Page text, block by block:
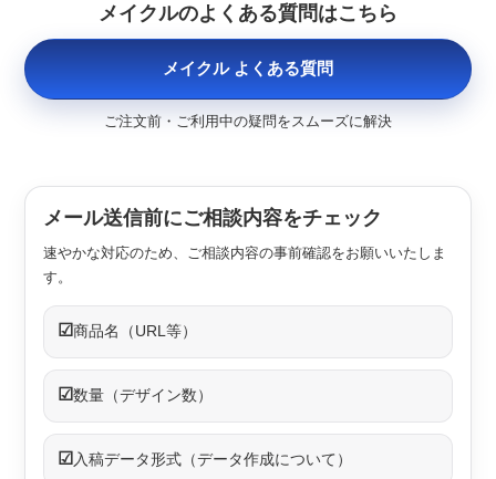
メイクルのよくある質問はこちら
メイクル よくある質問
ご注文前・ご利用中の疑問をスムーズに解決
メール送信前にご相談内容をチェック
速やかな対応のため、ご相談内容の事前確認をお願いいたしま
す。
☑商品名（URL等）
☑数量（デザイン数）
☑ 入稿データ形式（データ作成について）